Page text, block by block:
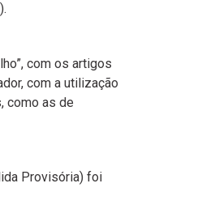
com os artigos
com a utilização
como as de
Provisória) foi